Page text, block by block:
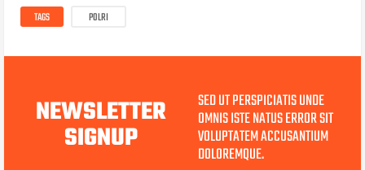
TAGS POLRI
NEWSLETTER
SIGNUP
SED UT PERSPICIATIS UNDE
OMNIS ISTE NATUS ERROR SIT
VOLUPTATEM ACCUSANTIUM
DOLOREMQUE.